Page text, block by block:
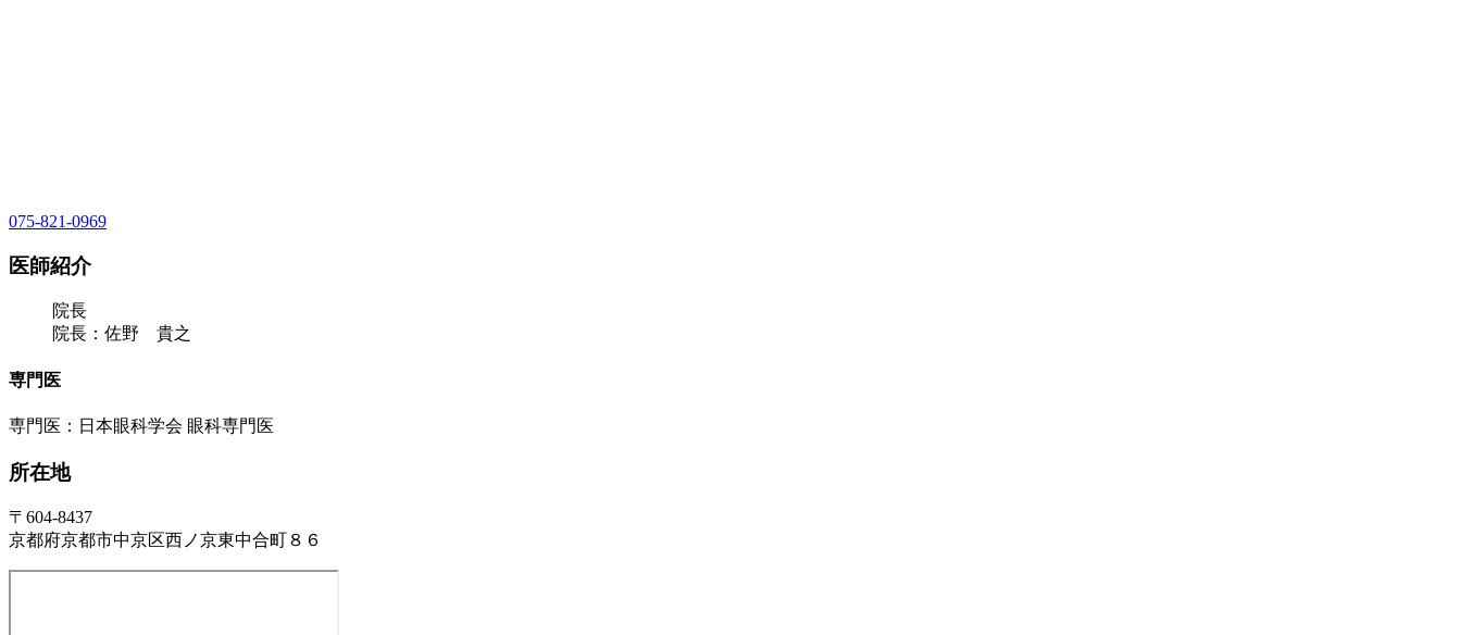
075-821-0969
医師紹介
院長
院長：佐野 貴之
専門医
専門医：日本眼科学会 眼科専門医
所在地
〒604-8437
京都府京都市中京区西ノ京東中合町８６